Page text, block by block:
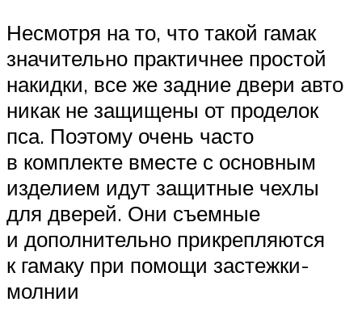
Несмотря на то, что такой гамак
значительно практичнее простой
накидки, все же задние двери авто
никак не защищены от проделок
пса. Поэтому очень часто
в комплекте вместе с основным
изделием идут защитные чехлы
для дверей. Они съемные
и дополнительно прикрепляются
к гамаку при помощи застежки-
молнии